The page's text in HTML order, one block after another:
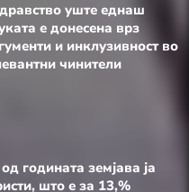
уште еднаш
е донесена врз
и инклузивност во
чинители
годината земјава ја
што е за 13,%